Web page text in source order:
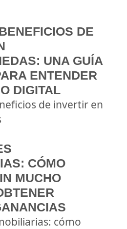
DE
UNA GUÍA
ENTENDER
DIGITAL
de invertir en
CÓMO
MUCHO
cómo